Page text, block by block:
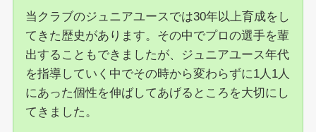
当クラブのジュニアユースでは30年以上育成をし
てきた歴史があります。その中でプロの選手を輩
出することもできましたが、ジュニアユース年代
を指導していく中でその時から変わらずに1人1人
にあった個性を伸ばしてあげるところを大切にし
てきました。